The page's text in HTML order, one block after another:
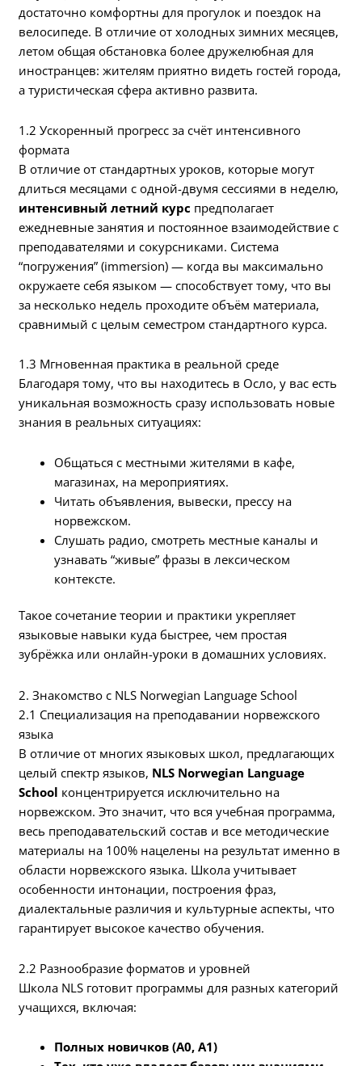
достаточно комфортны для прогулок и поездок на
велосипеде. В отличие от холодных зимних месяцев,
летом общая обстановка более дружелюбная для
иностранцев: жителям приятно видеть гостей города,
а туристическая сфера активно развита.
1.2 Ускоренный прогресс за счёт интенсивного
формата
В отличие от стандартных уроков, которые могут
длиться месяцами с одной-двумя сессиями в неделю,
интенсивный летний курс предполагает
ежедневные занятия и постоянное взаимодействие с
преподавателями и сокурсниками. Система
“погружения” (immersion) — когда вы максимально
окружаете себя языком — способствует тому, что вы
за несколько недель проходите объём материала,
сравнимый с целым семестром стандартного курса.
1.3 Мгновенная практика в реальной среде
Благодаря тому, что вы находитесь в Осло, у вас есть
уникальная возможность сразу использовать новые
знания в реальных ситуациях:
Общаться с местными жителями в кафе,
магазинах, на мероприятиях.
Читать объявления, вывески, прессу на
норвежском.
Слушать радио, смотреть местные каналы и
узнавать “живые” фразы в лексическом
контексте.
Такое сочетание теории и практики укрепляет
языковые навыки куда быстрее, чем простая
зубрёжка или онлайн-уроки в домашних условиях.
2. Знакомство с NLS Norwegian Language School
2.1 Специализация на преподавании норвежского
языка
В отличие от многих языковых школ, предлагающих
целый спектр языков, NLS Norwegian Language
School концентрируется исключительно на
норвежском. Это значит, что вся учебная программа,
весь преподавательский состав и все методические
материалы на 100% нацелены на результат именно в
области норвежского языка. Школа учитывает
особенности интонации, построения фраз,
диалектальные различия и культурные аспекты, что
гарантирует высокое качество обучения.
2.2 Разнообразие форматов и уровней
Школа NLS готовит программы для разных категорий
учащихся, включая:
Полных новичков (A0, A1)